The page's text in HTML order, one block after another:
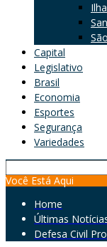
Capital
Legislativo
Brasil
Economia
Esportes
Segurança
Variedades
for:
Você Está Aqui
Home
Últimas
Defesa Civil